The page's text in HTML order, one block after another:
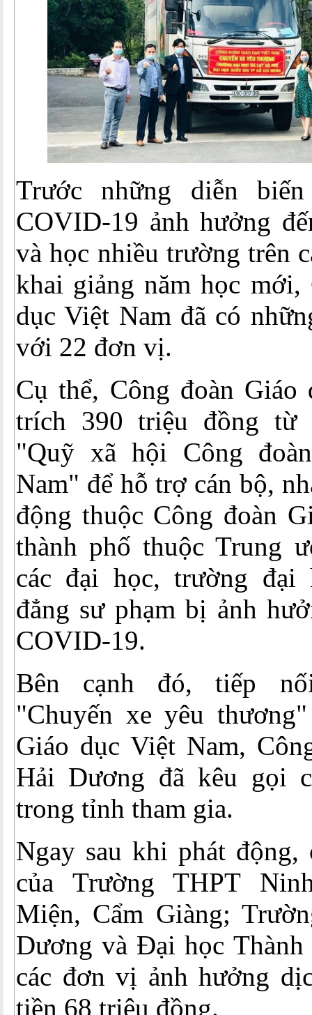
Trước những diễn
COVID-19 ảnh hưởng
và học nhiều trường trên
khai giảng năm học mới,
dục Việt Nam đã có
với 22 đơn vị.
Cụ thể, Công đoàn Giáo
trích 390 triệu đồng từ
"Quỹ xã hội Công
Nam" để hỗ trợ cán bộ,
động thuộc Công đoàn
thành phố thuộc Trung
các đại học, trường đại
đẳng sư phạm bị ảnh
COVID-19.
Bên cạnh đó, tiếp
"Chuyến xe yêu
Giáo dục Việt Nam,
Hải Dương đã kêu gọi
trong tỉnh tham gia.
Ngay sau khi phát động,
của Trường THPT
Miện, Cẩm Giàng;
Dương và Đại học
các đơn vị ảnh hưởng
tiền 68 triệu đồng.